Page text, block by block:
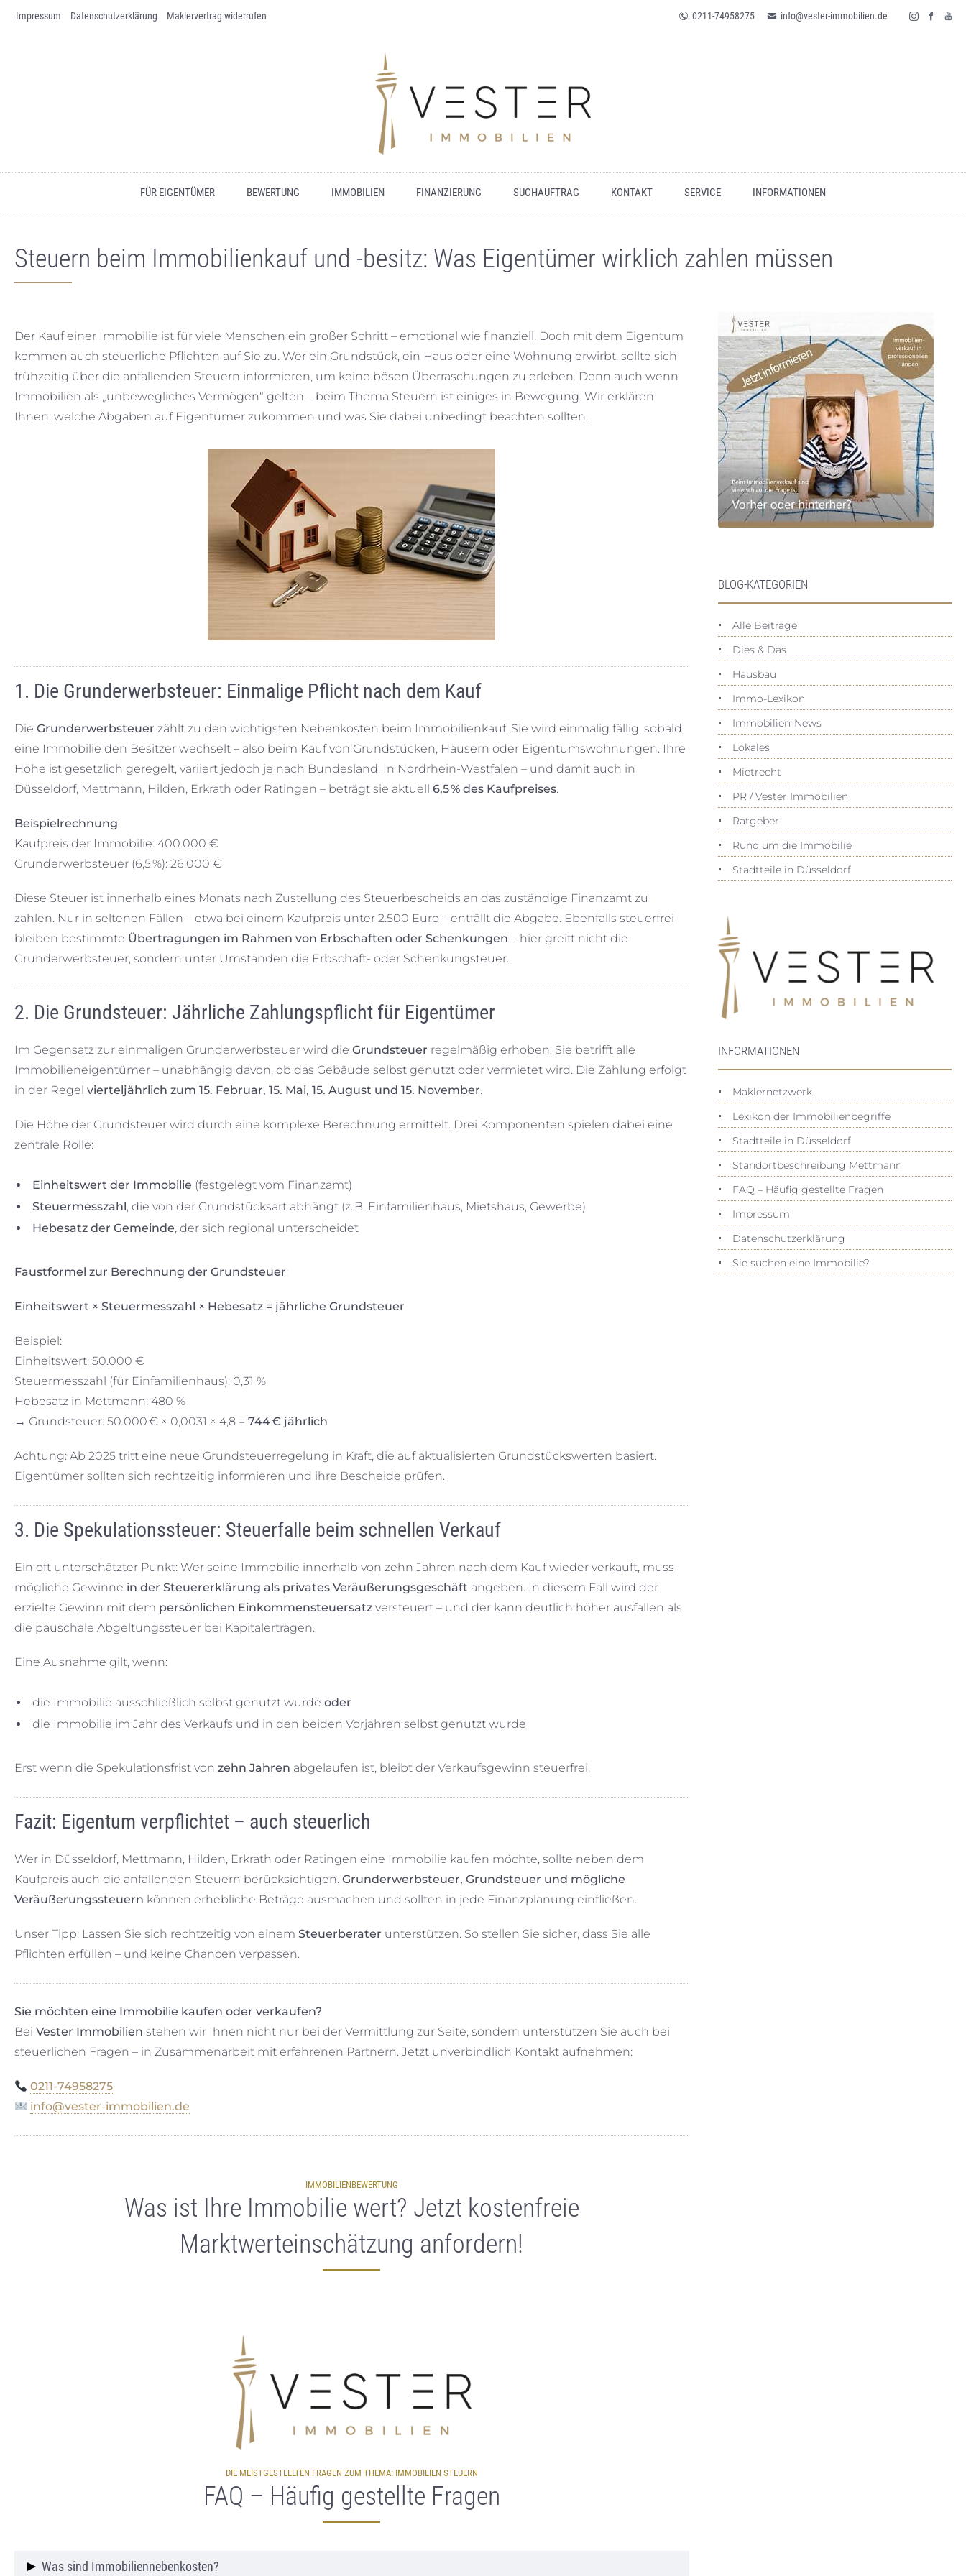
Skip to content
Impressum Datenschutz­erklärung Maklervertrag widerrufen 0211-74958275 info@vester-immobilien.de
FÜR EIGENTÜMER BEWERTUNG IMMOBILIEN FINANZIERUNG SUCHAUFTRAG KONTAKT SERVICE INFORMATIONEN
Steuern beim Immobilienkauf und -besitz: Was Eigentümer wirklich zahlen müssen
Der Kauf einer Immobilie ist für viele Menschen ein großer Schritt – emotional wie finanziell. Doch mit dem Eigentum
kommen auch steuerliche Pflichten auf Sie zu. Wer ein Grundstück, ein Haus oder eine Wohnung erwirbt, sollte sich
frühzeitig über die anfallenden Steuern informieren, um keine bösen Überraschungen zu erleben. Denn auch wenn
Immobilien als „unbewegliches Vermögen“ gelten – beim Thema Steuern ist einiges in Bewegung. Wir erklären
Ihnen, welche Abgaben auf Eigentümer zukommen und was Sie dabei unbedingt beachten sollten.
1. Die Grunderwerbsteuer: Einmalige Pflicht nach dem Kauf
Die Grunderwerbsteuer zählt zu den wichtigsten Nebenkosten beim Immobilienkauf. Sie wird einmalig fällig, sobald
eine Immobilie den Besitzer wechselt – also beim Kauf von Grundstücken, Häusern oder Eigentumswohnungen. Ihre
Höhe ist gesetzlich geregelt, variiert jedoch je nach Bundesland. In Nordrhein-Westfalen – und damit auch in
Düsseldorf, Mettmann, Hilden, Erkrath oder Ratingen – beträgt sie aktuell 6,5 % des Kaufpreises.
Beispielrechnung:
Kaufpreis der Immobilie: 400.000 €
Grunderwerbsteuer (6,5 %): 26.000 €
Diese Steuer ist innerhalb eines Monats nach Zustellung des Steuerbescheids an das zuständige Finanzamt zu
zahlen. Nur in seltenen Fällen – etwa bei einem Kaufpreis unter 2.500 Euro – entfällt die Abgabe. Ebenfalls steuerfrei
bleiben bestimmte Übertragungen im Rahmen von Erbschaften oder Schenkungen – hier greift nicht die
Grunderwerbsteuer, sondern unter Umständen die Erbschaft- oder Schenkungsteuer.
2. Die Grundsteuer: Jährliche Zahlungspflicht für Eigentümer
Im Gegensatz zur einmaligen Grunderwerbsteuer wird die Grundsteuer regelmäßig erhoben. Sie betrifft alle
Immobilieneigentümer – unabhängig davon, ob das Gebäude selbst genutzt oder vermietet wird. Die Zahlung erfolgt
in der Regel vierteljährlich zum 15. Februar, 15. Mai, 15. August und 15. November.
Die Höhe der Grundsteuer wird durch eine komplexe Berechnung ermittelt. Drei Komponenten spielen dabei eine
zentrale Rolle:
Einheitswert der Immobilie (festgelegt vom Finanzamt)
Steuermesszahl, die von der Grundstücksart abhängt (z. B. Einfamilienhaus, Mietshaus, Gewerbe)
Hebesatz der Gemeinde, der sich regional unterscheidet
Faustformel zur Berechnung der Grundsteuer:
Einheitswert × Steuermesszahl × Hebesatz = jährliche Grundsteuer
Beispiel:
Einheitswert: 50.000 €
Steuermesszahl (für Einfamilienhaus): 0,31 %
Hebesatz in Mettmann: 480 %
→ Grundsteuer: 50.000 € × 0,0031 × 4,8 = 744 € jährlich
Achtung: Ab 2025 tritt eine neue Grundsteuerregelung in Kraft, die auf aktualisierten Grundstückswerten basiert.
Eigentümer sollten sich rechtzeitig informieren und ihre Bescheide prüfen.
3. Die Spekulationssteuer: Steuerfalle beim schnellen Verkauf
Ein oft unterschätzter Punkt: Wer seine Immobilie innerhalb von zehn Jahren nach dem Kauf wieder verkauft, muss
mögliche Gewinne in der Steuererklärung als privates Veräußerungsgeschäft angeben. In diesem Fall wird der
erzielte Gewinn mit dem persönlichen Einkommensteuersatz versteuert – und der kann deutlich höher ausfallen als
die pauschale Abgeltungssteuer bei Kapitalerträgen.
Eine Ausnahme gilt, wenn:
die Immobilie ausschließlich selbst genutzt wurde oder
die Immobilie im Jahr des Verkaufs und in den beiden Vorjahren selbst genutzt wurde
Erst wenn die Spekulationsfrist von zehn Jahren abgelaufen ist, bleibt der Verkaufsgewinn steuerfrei.
Fazit: Eigentum verpflichtet – auch steuerlich
Wer in Düsseldorf, Mettmann, Hilden, Erkrath oder Ratingen eine Immobilie kaufen möchte, sollte neben dem
Kaufpreis auch die anfallenden Steuern berücksichtigen. Grunderwerbsteuer, Grundsteuer und mögliche
Veräußerungssteuern können erhebliche Beträge ausmachen und sollten in jede Finanzplanung einfließen.
Unser Tipp: Lassen Sie sich rechtzeitig von einem Steuerberater unterstützen. So stellen Sie sicher, dass Sie alle
Pflichten erfüllen – und keine Chancen verpassen.
Sie möchten eine Immobilie kaufen oder verkaufen?
Bei Vester Immobilien stehen wir Ihnen nicht nur bei der Vermittlung zur Seite, sondern unterstützen Sie auch bei
steuerlichen Fragen – in Zusammenarbeit mit erfahrenen Partnern. Jetzt unverbindlich Kontakt aufnehmen:
0211-74958275
info@vester-immobilien.de
IMMOBILIENBEWERTUNG
Was ist Ihre Immobilie wert? Jetzt kostenfreie
Marktwerteinschätzung anfordern!
DIE MEISTGESTELLTEN FRAGEN ZUM THEMA: IMMOBILIEN STEUERN
FAQ – Häufig gestellte Fragen
Was sind Immobiliennebenkosten?
BLOG-KATEGORIEN
Alle Beiträge
Dies & Das
Hausbau
Immo-Lexikon
Immobilien-News
Lokales
Mietrecht
PR / Vester Immobilien
Ratgeber
Rund um die Immobilie
Stadtteile in Düsseldorf
INFORMATIONEN
Maklernetzwerk
Lexikon der Immobilienbegriffe
Stadtteile in Düsseldorf
Standortbeschreibung Mettmann
FAQ – Häufig gestellte Fragen
Impressum
Datenschutz­erklärung
Sie suchen eine Immobilie?